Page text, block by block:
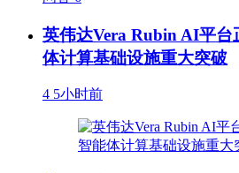
英伟达Vera Rubin AI平台
体计算基础设施重大突破
4 5小时前